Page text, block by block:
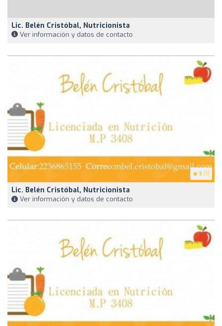
Lic. Belén Cristóbal, Nutricionista
Ver información y datos de contacto
5 (1)
Lic. Belén Cristóbal, Nutricionista
Ver información y datos de contacto